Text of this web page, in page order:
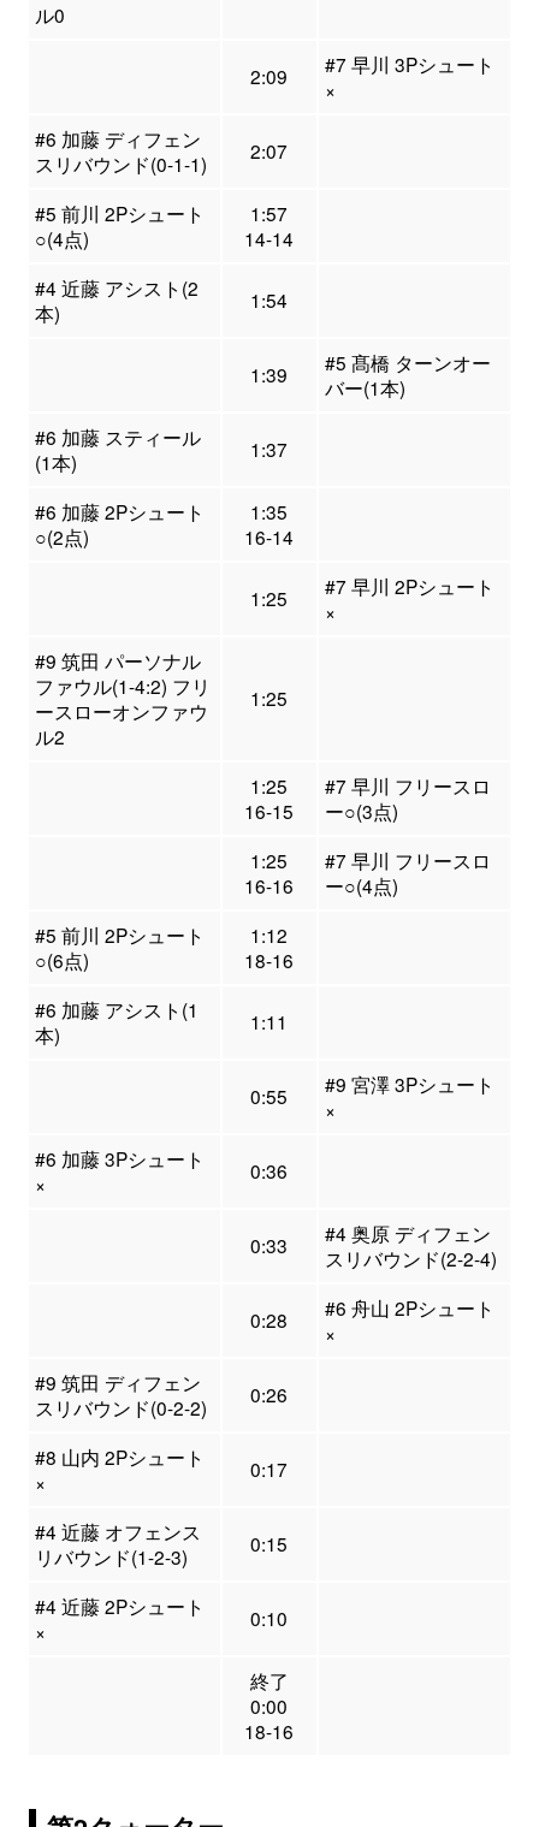
ル0
2:09
#7 早川 3Pシュート
×
#6 加藤 ディフェン
スリバウンド(0-1-1)
2:07
#5 前川 2Pシュート
○(4点)
1:57
14-14
#4 近藤 アシスト(2
本)
1:54
1:39
#5 髙橋 ターンオー
バー(1本)
#6 加藤 スティール
(1本)
1:37
#6 加藤 2Pシュート
○(2点)
1:35
16-14
1:25
#7 早川 2Pシュート
×
#9 筑田 パーソナル
ファウル(1-4:2) フリ
ースローオンファウ
ル2
1:25
1:25
16-15
#7 早川 フリースロ
ー○(3点)
1:25
16-16
#7 早川 フリースロ
ー○(4点)
#5 前川 2Pシュート
○(6点)
1:12
18-16
#6 加藤 アシスト(1
本)
1:11
0:55
#9 宮澤 3Pシュート
×
#6 加藤 3Pシュート
×
0:36
0:33
#4 奥原 ディフェン
スリバウンド(2-2-4)
0:28
#6 舟山 2Pシュート
×
#9 筑田 ディフェン
スリバウンド(0-2-2)
0:26
#8 山内 2Pシュート
×
0:17
#4 近藤 オフェンス
リバウンド(1-2-3)
0:15
#4 近藤 2Pシュート
×
0:10
終了
0:00
18-16